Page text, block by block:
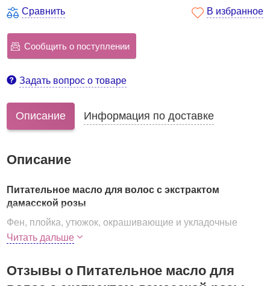
Сравнить В избранное
Сообщить о поступлении
Задать вопрос о товаре
Описание Информация по доставке
Описание
Питательное масло для волос с экстрактом
дамасской розы
Фен, плойка, утюжок, окрашивающие и укладочные
средства, а также неправильное питание, недостаток
и ломкими, медленно растут, секутся и выпадают.
Читать дальше
Отзывы о Питательное масло для